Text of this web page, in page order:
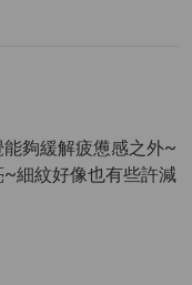
夠緩解疲憊感之外~
細紋好像也有些許減